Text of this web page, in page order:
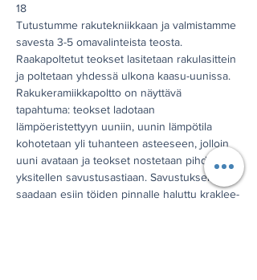
18
Tutustumme rakutekniikkaan ja valmistamme
savesta 3-5 omavalinteista teosta.
Raakapoltetut teokset lasitetaan rakulasittein
ja poltetaan yhdessä ulkona kaasu-uunissa.
Rakukeramiikkapoltto on näyttävä
tapahtuma: teokset ladotaan
lämpöeristettyyn uuniin, uunin lämpötila
kohotetaan yli tuhanteen asteeseen, jolloin
uuni avataan ja teokset nostetaan pihdeillä
yksitellen savustusastiaan. Savustuksella
saadaan esiin töiden pinnalle haluttu kraklee-